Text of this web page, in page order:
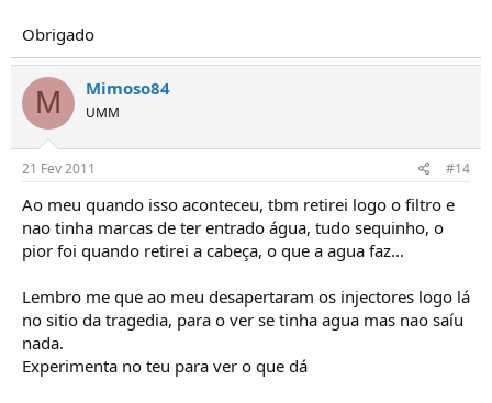
Obrigado
M Mimoso84
UMM
21 Fev 2011 #14
Ao meu quando isso aconteceu, tbm retirei logo o filtro e
nao tinha marcas de ter entrado água, tudo sequinho, o
pior foi quando retirei a cabeça, o que a agua faz...
Lembro me que ao meu desapertaram os injectores logo lá
no sitio da tragedia, para o ver se tinha agua mas nao saíu
nada.
Experimenta no teu para ver o que dá